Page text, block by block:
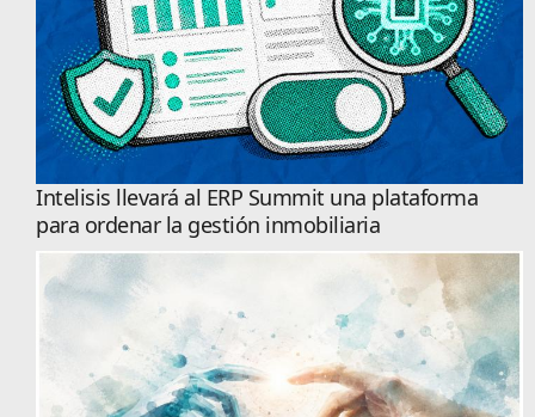
Intelisis llevará al ERP Summit una plataforma
para ordenar la gestión inmobiliaria